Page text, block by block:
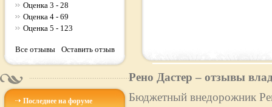
Оценка 3 - 28
Оценка 4 - 69
Оценка 5 - 123
Все отзывы Оставить отзыв
Последнее на форуме
Рено Дастер – отзывы
Бюджетный внедорожник